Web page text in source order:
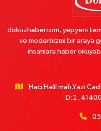
dokuzhabercom, yepyeni
ve modernizmi bir araya
insanlara haber
Hacı Halil mah.Yazı